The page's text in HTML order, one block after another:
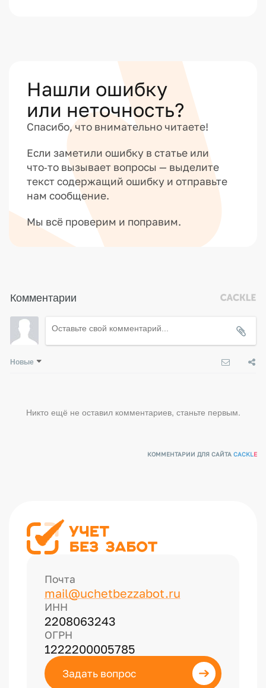
Нашли ошибку
или неточность?
Спасибо, что внимательно читаете!
Если заметили ошибку в статье или
что‑то вызывает вопросы — выделите
текст содержащий ошибку и отправьте
нам сообщение.
Мы всё проверим и поправим.
Комментарии
Новые
Никто ещё не оставил комментариев, станьте первым.
КОММЕНТАРИИ ДЛЯ САЙТАCACKLE
Почта
mail@uchetbezzabot.ru
ИНН
2208063243
ОГРН
1222200005785
Задать вопрос